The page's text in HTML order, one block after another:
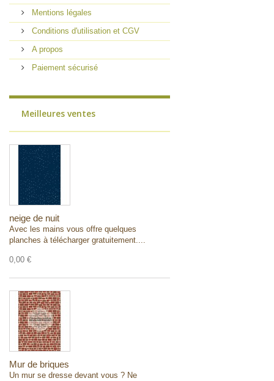
Mentions légales
Conditions d'utilisation et CGV
A propos
Paiement sécurisé
Meilleures ventes
neige de nuit
Avec les mains vous offre quelques
planches à télécharger gratuitement....
0,00 €
Mur de briques
Un mur se dresse devant vous ? Ne